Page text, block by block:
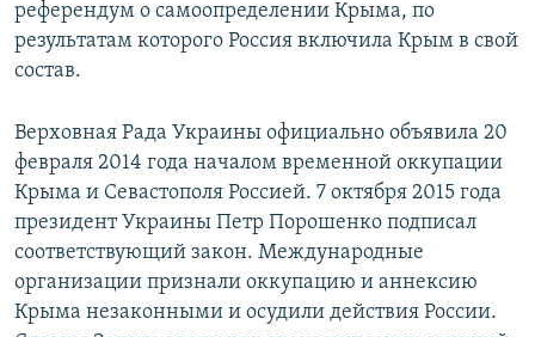
референдум о самоопределении Крыма, по
результатам которого Россия включила Крым в свой
состав.
Верховная Рада Украины официально объявила 20
февраля 2014 года началом временной оккупации
Крыма и Севастополя Россией. 7 октября 2015 года
президент Украины Петр Порошенко подписал
соответствующий закон. Международные
организации признали оккупацию и аннексию
Крыма незаконными и осудили действия России.